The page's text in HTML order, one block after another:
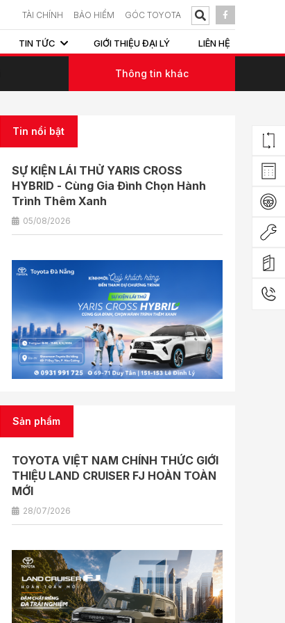
TÀI CHÍNH BẢO HIỂM GÓC TOYOTA
TIN TỨC GIỚI THIỆU ĐẠI LÝ LIÊN HỆ
Thông tin khác
Tin nổi bật
SỰ KIỆN LÁI THỬ YARIS CROSS
HYBRID - Cùng Gia Đình Chọn Hành
Trình Thêm Xanh
05/08/2026
Sản phẩm
TOYOTA VIỆT NAM CHÍNH THỨC GIỚI
THIỆU LAND CRUISER FJ HOÀN TOÀN
MỚI
28/07/2026